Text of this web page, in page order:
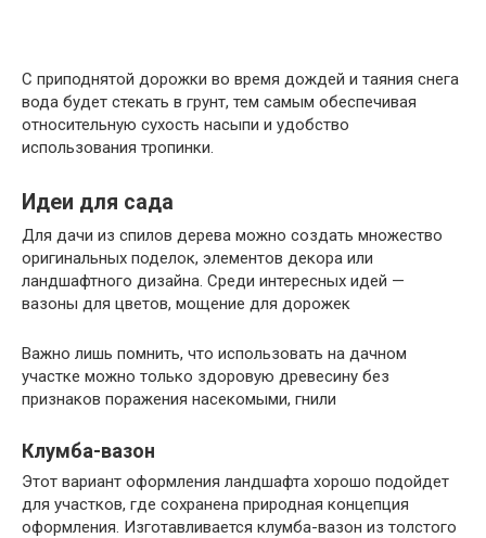
С приподнятой дорожки во время дождей и таяния снега
вода будет стекать в грунт, тем самым обеспечивая
относительную сухость насыпи и удобство
использования тропинки.
Идеи для сада
Для дачи из спилов дерева можно создать множество
оригинальных поделок, элементов декора или
ландшафтного дизайна. Среди интересных идей —
вазоны для цветов, мощение для дорожек
Важно лишь помнить, что использовать на дачном
участке можно только здоровую древесину без
признаков поражения насекомыми, гнили
Клумба-вазон
Этот вариант оформления ландшафта хорошо подойдет
для участков, где сохранена природная концепция
оформления. Изготавливается клумба-вазон из толстого